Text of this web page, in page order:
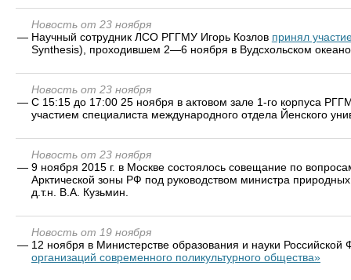
Новость от 23 ноября
— Научный сотрудник ЛСО РГГМУ Игорь Козлов принял
Synthesis), проходившем 2—6 ноября в Вудсхольском
Новость от 23 ноября
— С 15:15 до 17:00 25 ноября в актовом зале 1-го корпуса
участием специалиста международного отдела Йенского
Новость от 23 ноября
— 9 ноября 2015 г. в Москве состоялось совещание по
Арктической зоны РФ под руководством министра
д.т.н. В.А. Кузьмин.
Новость от 19 ноября
— 12 ноября в Министерстве образования и науки
организаций современного поликультурного общества»